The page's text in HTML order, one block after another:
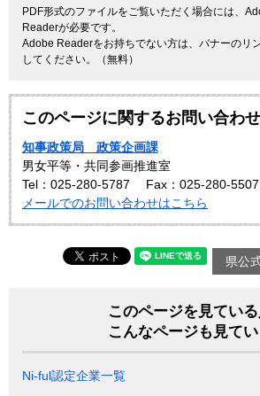
PDF形式のファイルをご覧いただく場合には、
Readerが必要です。
Adobe Readerをお持ちでない方は、バナーのリ
してください。（無料）
このページに関するお問い合わせ
知事政策局 政策企画課
男女平等・共同参画推進室
Tel：025-280-5787
Fax：025-280-5507
メールでのお問い合わせはこちら
県公
このページを見てい
こんなページも見て
Ni-ful認定企業一覧